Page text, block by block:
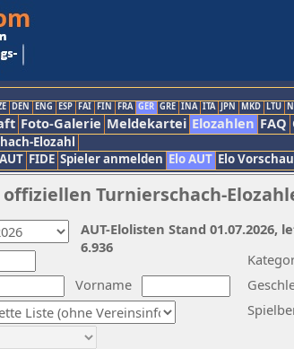
DEN ENG ESP FAI FIN FRA GER GRE INA ITA JPN MKD LTU
Foto-Galerie Meldekartei Elozahlen FAQ
Elozahl
FIDE Spieler anmelden Elo AUT Elo Vorschau
Turnierschach-
Vorname
AUT-Elolisten Stand 01.07.2026,
6.936